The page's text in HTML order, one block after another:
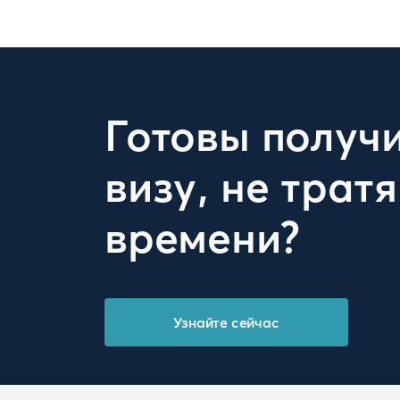
Готовы
визу, не тратя
времени?
Узнайте сейчас